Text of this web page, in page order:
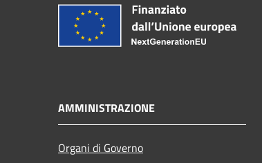
AMMINISTRAZIONE
Organi di Governo